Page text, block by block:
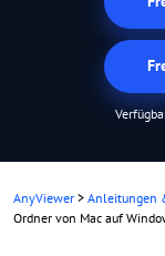
AnyViewer > Anleitungen
Ordner von Mac auf